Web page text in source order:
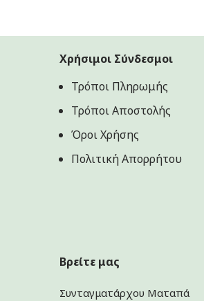
Χρήσιμοι Σύνδεσμοι
Τρόποι Πληρωμής
Τρόποι Αποστολής
Όροι Χρήσης
Πολιτική Aπορρήτου
Βρείτε μας
Συνταγματάρχου Ματαπά